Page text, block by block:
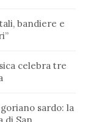
bandiere e
celebra tre
sardo: la